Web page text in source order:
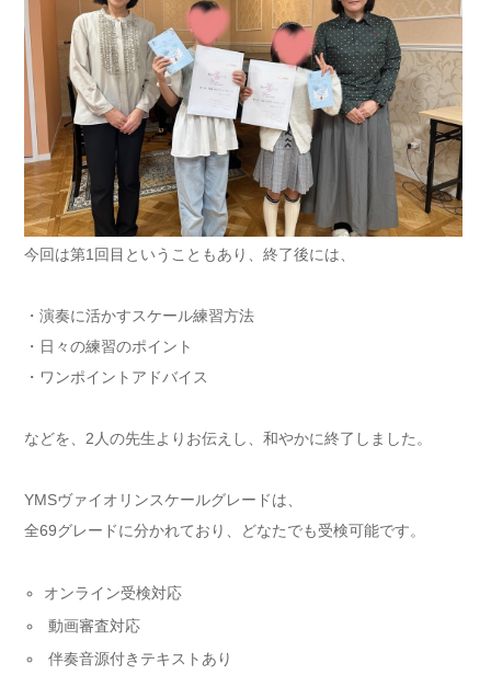
今回は第1回目ということもあり、終了後には、
・演奏に活かすスケール練習方法
・日々の練習のポイント
・ワンポイントアドバイス
などを、2人の先生よりお伝えし、和やかに終了しました。
YMSヴァイオリンスケールグレードは、
全69グレードに分かれており、どなたでも受検可能です。
オンライン受検対応
動画審査対応
伴奏音源付きテキストあり